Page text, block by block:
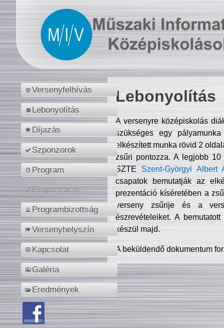
Versenyfelhívás
Lebonyolítás
Díjazás
Szponzorok
Program
Regisztráció
Programbizottság
Versenyhelyszín
Kapcsolat
Galéria
Eredmények
Lebonyolítás
A versenyre középiskolás
szükséges egy
elkészített munka rövid 2
zsűri pontozza. A legjobb
SZTE Szent-Györgyi Albert
csapatok bemutatják az
prezentáció kíséretében a
verseny zsűrije és a
észrevételeiket. A
készül majd.
A beküldendő dokumentum